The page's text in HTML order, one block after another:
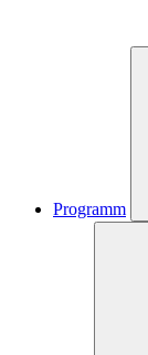
Programm